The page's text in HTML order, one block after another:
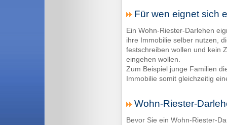
Für wen eignet sich
Ein Wohn-Riester-Darlehen
ihre Immobilie selber nutzen,
festschreiben wollen und kein
eingehen wollen.
Zum Beispiel junge Familien
Immobilie somit gleichzeitig
Wohn-Riester-
Bevor Sie ein Wohn-Riester-